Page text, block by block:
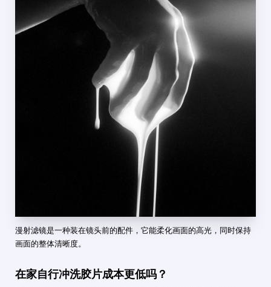
漫射滤镜是一种装在镜头前的配件，它能柔化画面的高光，同时保持
画面的整体清晰度。
在家自行冲洗胶片成本更低吗？